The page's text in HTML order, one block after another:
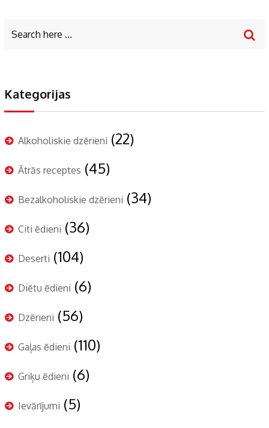
Kategorijas
Alkoholiskie dzērieni (22)
Ātrās receptes (45)
Bezalkoholiskie dzērieni (34)
Citi ēdieni (36)
Deserti (104)
Diētu ēdieni (6)
Dzērieni (56)
Gaļas ēdieni (110)
Griķu ēdieni (6)
Ievārījumi (5)